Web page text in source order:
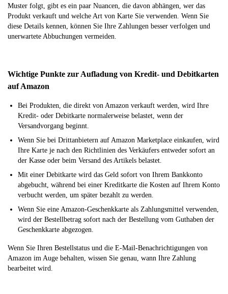
Muster folgt, gibt es ein paar Nuancen, die davon abhängen, wer das
Produkt verkauft und welche Art von Karte Sie verwenden. Wenn Sie
diese Details kennen, können Sie Ihre Zahlungen besser verfolgen und
unerwartete Abbuchungen vermeiden.
Wichtige Punkte zur Aufladung von Kredit- und Debitkarten
auf Amazon
Bei Produkten, die direkt von Amazon verkauft werden, wird Ihre
Kredit- oder Debitkarte normalerweise belastet, wenn der
Versandvorgang beginnt.
Wenn Sie bei Drittanbietern auf Amazon Marketplace einkaufen, wird
Ihre Karte je nach den Richtlinien des Verkäufers entweder sofort an
der Kasse oder beim Versand des Artikels belastet.
Mit einer Debitkarte wird das Geld sofort von Ihrem Bankkonto
abgebucht, während bei einer Kreditkarte die Kosten auf Ihrem Konto
verbucht werden, um später bezahlt zu werden.
Wenn Sie eine Amazon-Geschenkkarte als Zahlungsmittel verwenden,
wird der Bestellbetrag sofort nach der Bestellung vom Guthaben der
Geschenkkarte abgezogen.
Wenn Sie Ihren Bestellstatus und die E-Mail-Benachrichtigungen von
Amazon im Auge behalten, wissen Sie genau, wann Ihre Zahlung
bearbeitet wird.